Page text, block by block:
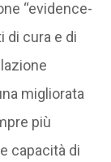
“evidence-
di cura e di
migliorata
più
capacità di